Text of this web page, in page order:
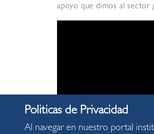
apoyo que dimos al sector
Al navegar en nuestro portal